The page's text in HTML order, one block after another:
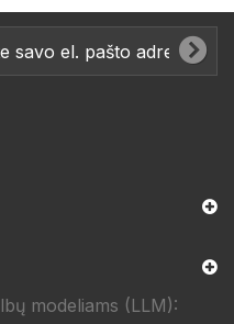
modeliams (LLM):